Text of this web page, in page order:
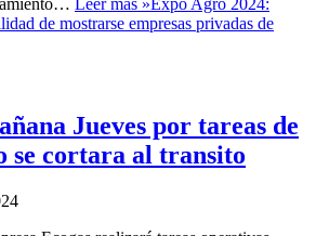
Leer más »Expo Agro 2024:
de mostrarse empresas privadas de
Jueves por tareas de
se cortara al transito